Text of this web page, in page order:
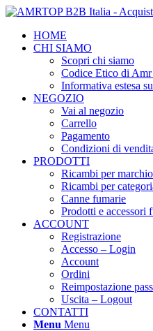
HOME
CHI SIAMO
Scopri chi siamo
Codice Etico di
Informativa estesa
NEGOZIO
Vai al negozio
Carrello
Pagamento
Condizioni di
PRODOTTI
Ricambi per marchio
Ricambi per
Canne fumarie
Prodotti e accessori
ACCOUNT
Registrazione
Accesso – Login
Account
Ordini
Reimpostazione
Uscita – Logout
CONTATTI
Menu Menu